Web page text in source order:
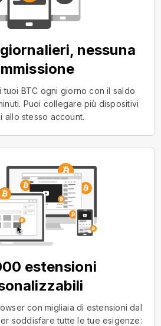
nessuna
BTC ogni giorno con il saldo
Puoi collegare più dispositivi
allo stesso account.
estensioni
con migliaia di estensioni dal
soddisfare tutte le tue esigenze: